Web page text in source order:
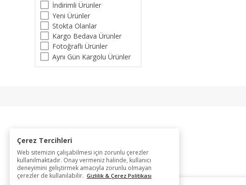
İndirimli Ürünler
Yeni Ürünler
Stokta Olanlar
Kargo Bedava Ürünler
Fotoğraflı Ürünler
Aynı Gün Kargolu Ürünler
Çerez Tercihleri
Web sitemizin çalışabilmesi için zorunlu çerezler
kullanılmaktadır. Onay vermeniz halinde, kullanıcı
deneyimini geliştirmek amacıyla zorunlu olmayan
çerezler de kullanılabilir. Gizlilik & Çerez Politikası